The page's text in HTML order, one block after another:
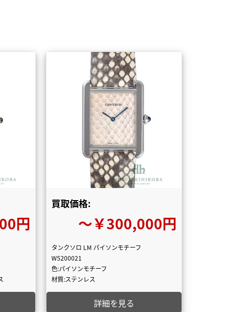
円
買取価格:
〜￥300,000円
タンクソロ LM パイソンモチーフ
W5200021
色:パイソンモチーフ
材質:ステンレス
詳細を見る